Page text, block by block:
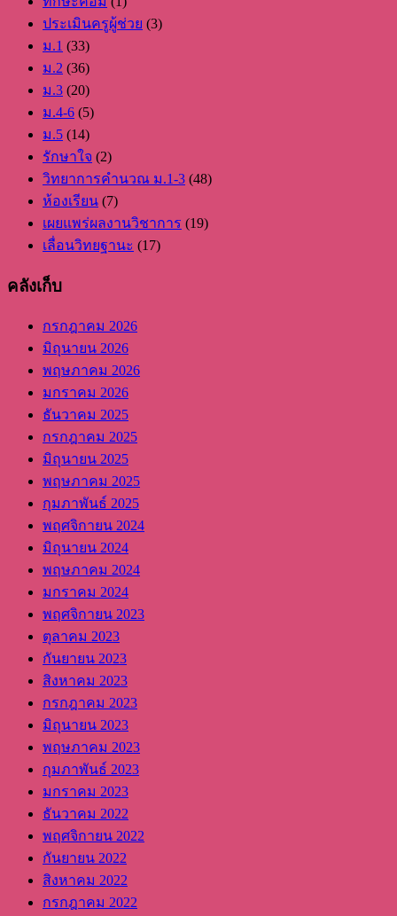
ประเมินครูผู้ช่วย (3)
ม.1 (33)
ม.2 (36)
ม.3 (20)
ม.4-6 (5)
ม.5 (14)
รักษาใจ (2)
วิทยาการคำนวณ ม.1-3 (48)
ห้องเรียน (7)
เผยแพร่ผลงานวิชาการ (19)
เลื่อนวิทยฐานะ (17)
คลังเก็บ
กรกฎาคม 2026
มิถุนายน 2026
พฤษภาคม 2026
มกราคม 2026
ธันวาคม 2025
กรกฎาคม 2025
มิถุนายน 2025
พฤษภาคม 2025
กุมภาพันธ์ 2025
พฤศจิกายน 2024
มิถุนายน 2024
พฤษภาคม 2024
มกราคม 2024
พฤศจิกายน 2023
ตุลาคม 2023
กันยายน 2023
สิงหาคม 2023
กรกฎาคม 2023
มิถุนายน 2023
พฤษภาคม 2023
กุมภาพันธ์ 2023
มกราคม 2023
ธันวาคม 2022
พฤศจิกายน 2022
กันยายน 2022
สิงหาคม 2022
กรกฎาคม 2022